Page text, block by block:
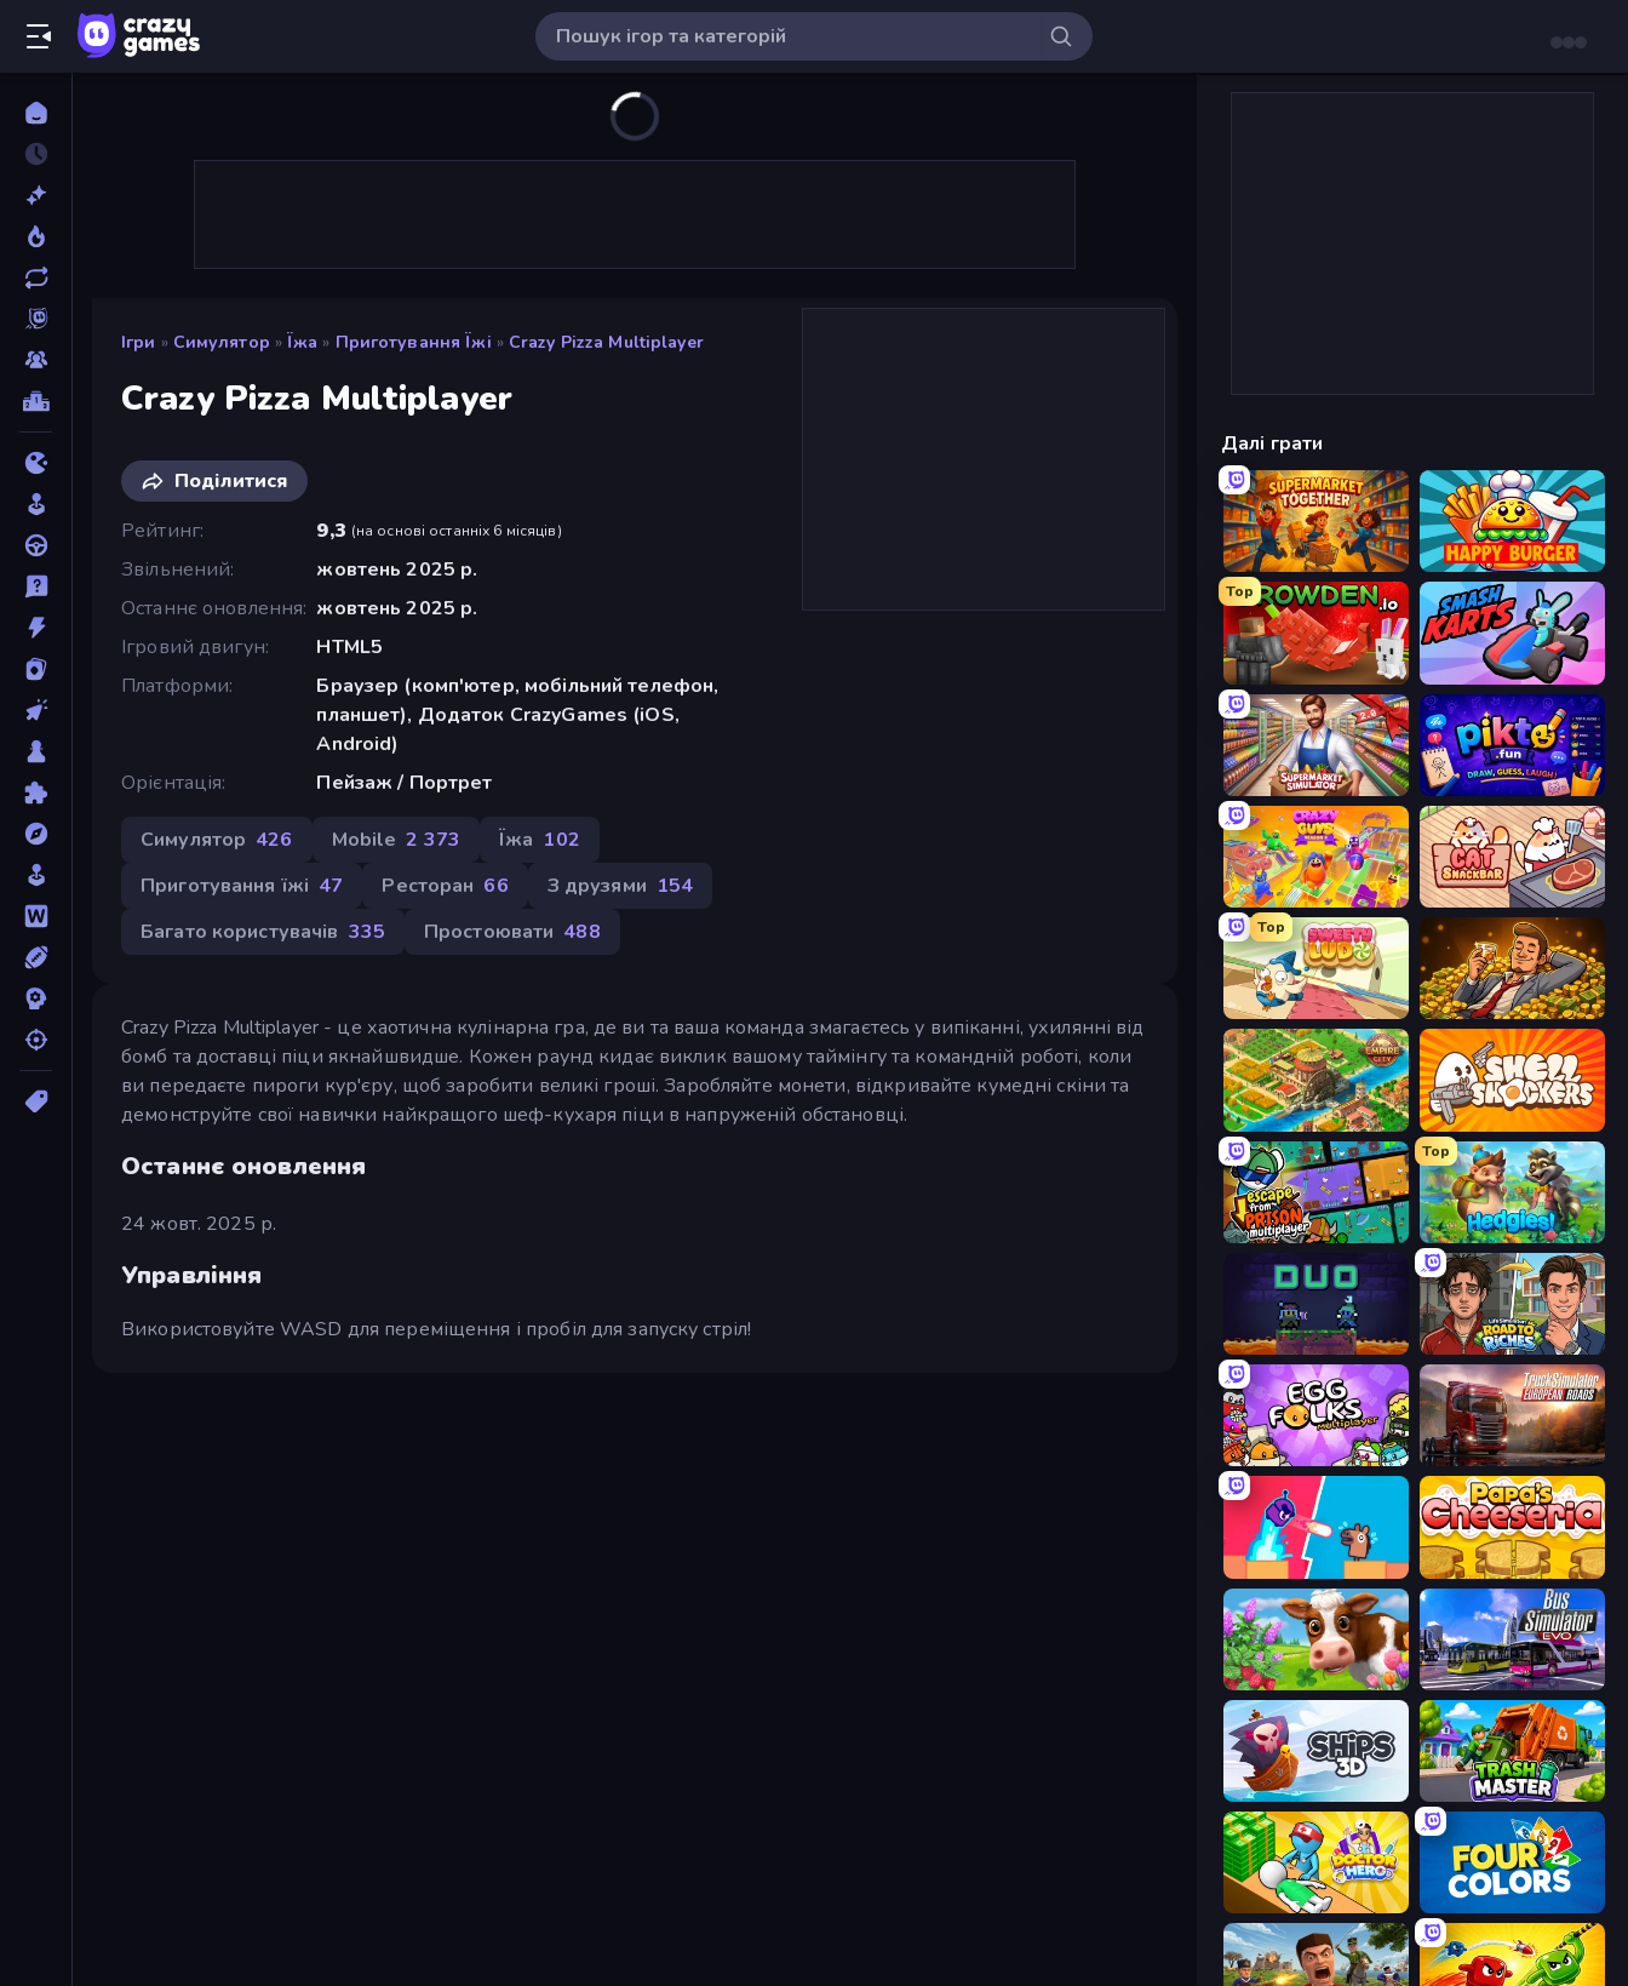
Ігри » Симулятор » Їжа » Приготування Їжі » Crazy Pizza Multiplayer
Crazy Pizza Multiplayer
Поділитися
Рейтинг
9,3 (на основі останніх 6 місяців)
Звільнений
жовтень 2025 р.
Останнє оновлення жовтень 2025 р.
Ігровий двигун
HTML5
Платформи
Браузер (комп'ютер, мобільний телефон,
планшет), Додаток CrazyGames (iOS,
Android)
Орієнтація
Пейзаж / Портрет
Симулятор 426 Mobile 2 373 Їжа 102
Приготування їжі 47 Ресторан 66 З друзями 154
Багато користувачів 335 Простоювати 488
Crazy Pizza Multiplayer - це хаотична кулінарна гра, де ви та ваша команда змагаєтесь у випіканні, ухилянні від
бомб та доставці піци якнайшвидше. Кожен раунд кидає виклик вашому таймінгу та командній роботі, коли
ви передаєте пироги кур'єру, щоб заробити великі гроші. Заробляйте монети, відкривайте кумедні скіни та
демонструйте свої навички найкращого шеф-кухаря піци в напруженій обстановці.
Останнє оновлення
24 жовт. 2025 р.
Управління
Використовуйте WASD для переміщення і пробіл для запуску стріл!
Далі грати
Supermarket Together Happy Burger
Top
Grow A Garden | Growden.io Smash Karts
Supermarket Simulator: Store Manager Pikto.fun
Crazy Guys Cat Snack Bar
Top
Sweety Ludo Idle Billionaire Tycoon
Empire City Shell Shockers
Escape From Prison Multiplayer
Top
Hedgies
Duo Life Simulator: Road to Riches
Egg Folks Multiplayer Truck Simulator: European Roads
Boom Slingers ReBoom Papa's Cheeseria
Country Life Meadows Bus Simulator: EVO
Ships 3D Trash Master
Doctor Hero